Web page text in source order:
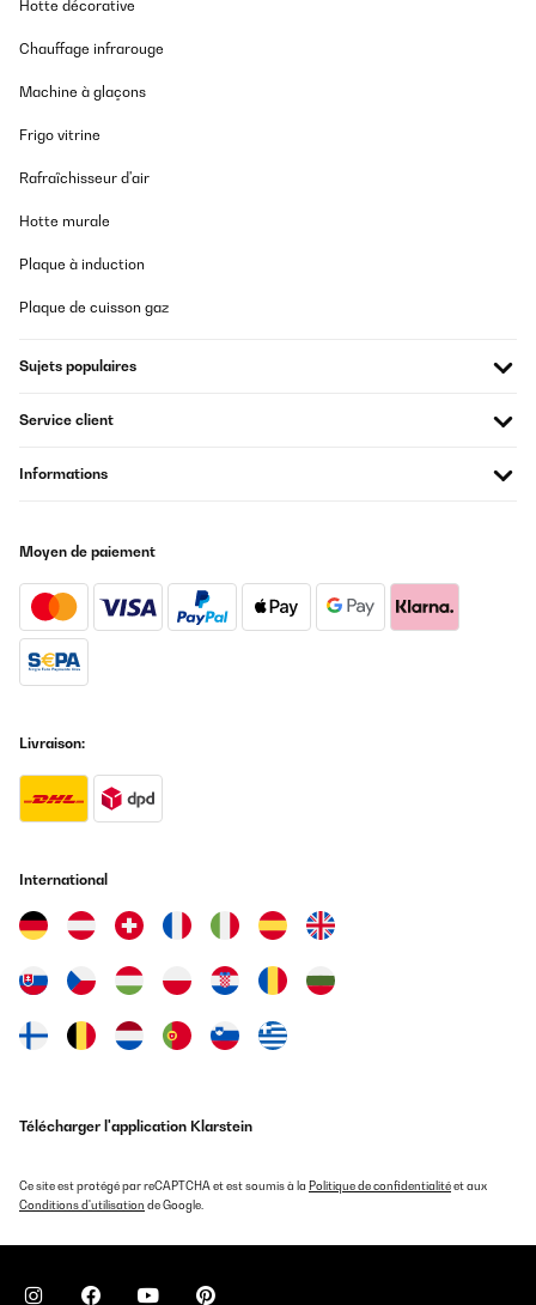
Hotte décorative
Chauffage infrarouge
Machine à glaçons
Frigo vitrine
Rafraîchisseur d'air
Hotte murale
Plaque à induction
Plaque de cuisson gaz
Sujets populaires
Service client
Informations
Moyen de paiement
Livraison:
International
Télécharger l'application Klarstein
Ce site est protégé par reCAPTCHA et est soumis à la Politique de confidentialitéet aux
Conditions d'utilisation de Google.